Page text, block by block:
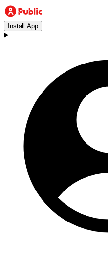
Install App